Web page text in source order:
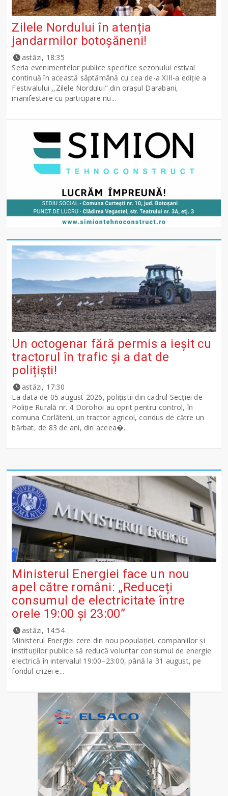
Zilele Nordului în atenția
jandarmilor botoșăneni!
astăzi, 18:35
Seria evenimentelor publice specifice sezonului estival
continuă în această săptămână cu cea de-a XIII-a ediție a
Festivalului ,,Zilele Nordului" din orașul Darabani,
manifestare cu participare nu...
Un octogenar fără permis a ieșit cu
tractorul în trafic și a dat de
polițiști!
astăzi, 17:30
La data de 05 august 2026, polițiștii din cadrul Secției de
Poliție Rurală nr. 4 Dorohoi au oprit pentru control, în
comuna Corlăteni, un tractor agricol, condus de către un
bărbat, de 83 de ani, din aceea�...
Ministerul Energiei face un nou
apel către români: „Reduceți
consumul de electricitate între
orele 19:00 și 23:00”
astăzi, 14:54
Ministerul Energiei cere din nou populației, companiilor și
instituțiilor publice să reducă voluntar consumul de energie
electrică în intervalul 19:00–23:00, până la 31 august, pe
fondul crizei e...